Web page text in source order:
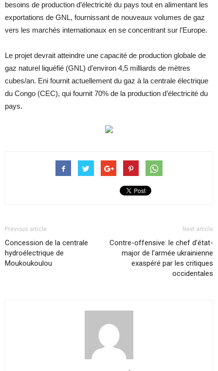
besoins de production d’électricité du pays tout en alimentant les
exportations de GNL, fournissant de nouveaux volumes de gaz
vers les marchés internationaux en se concentrant sur l’Europe.
Le projet devrait atteindre une capacité de production globale de
gaz naturel liquéfié (GNL) d’environ 4,5 milliards de mètres
cubes/an. Eni fournit actuellement du gaz à la centrale électrique
du Congo (CEC), qui fournit 70% de la production d’électricité du
pays.
Previous article
Concession de la centrale
hydroélectrique de
Moukoukoulou
Next article
Contre-offensive: le chef d’état-
major de l’armée ukrainienne
exaspéré par les critiques
occidentales